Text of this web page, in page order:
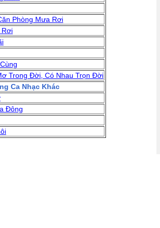
Phòng Mưa Rơi
Rơi
Trong Đời, Có Nhau Trọn Đời
Ca Nhạc Khác
Đông